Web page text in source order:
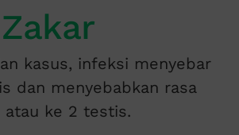
kasus, infeksi menyebar
dan menyebabkan rasa
atau ke 2 testis.